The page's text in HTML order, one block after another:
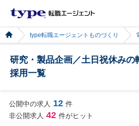
type転職エージェントものづくり
研究・製品企画／土日祝休みの
採用一覧
公開中の求人 12 件
非公開求人 42 件がヒット